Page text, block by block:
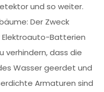
und so weiter.
Der Zweck
Batterien
verhindern, dass die
Wasser geerdet und
Armaturen sind